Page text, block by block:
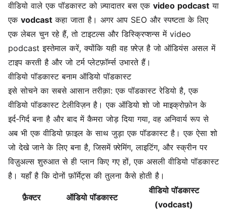
वीडियो वाले एक पॉडकास्ट को ज़्यादातर बस एक video podcast या
एक vodcast कहा जाता है। अगर आप SEO और स्पष्टता के लिए
एक लेबल चुन रहे हैं, तो टाइटल्स और डिस्क्रिप्शन्स में video
podcast इस्तेमाल करें, क्योंकि यही वह फ़्रेज़ है जो ऑडियंस असल में
टाइप करती है और जो टर्म प्लेटफ़ॉर्म्स उभारते हैं।
वीडियो पॉडकास्ट बनाम ऑडियो पॉडकास्ट
इसे सोचने का सबसे आसान तरीक़ा: एक पॉडकास्ट रेडियो है, एक
वीडियो पॉडकास्ट टेलीविज़न है। एक ऑडियो शो जो माइक्रोफ़ोन के
इर्द-गिर्द बना है और बाद में कैमरा जोड़ दिया गया, वह अनिवार्य रूप से
अब भी एक वीडियो फ़ाइल के साथ जुड़ा एक पॉडकास्ट है। एक ऐसा शो
जो देखे जाने के लिए बना है, जिसमें फ़्रेमिंग, लाइटिंग, और स्क्रीन पर
विज़ुअल्स शुरुआत से ही प्लान किए गए हों, एक असली वीडियो पॉडकास्ट
है। यहाँ है कि दोनों फ़ॉर्मेट्स की तुलना कैसे होती है।
फ़ैक्टर ऑडियो पॉडकास्ट
वीडियो पॉडकास्ट
(vodcast)